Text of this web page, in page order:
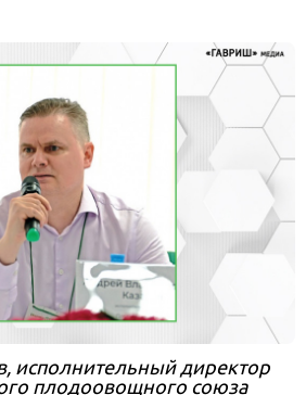
исполнительный директор
плодоовощного союза